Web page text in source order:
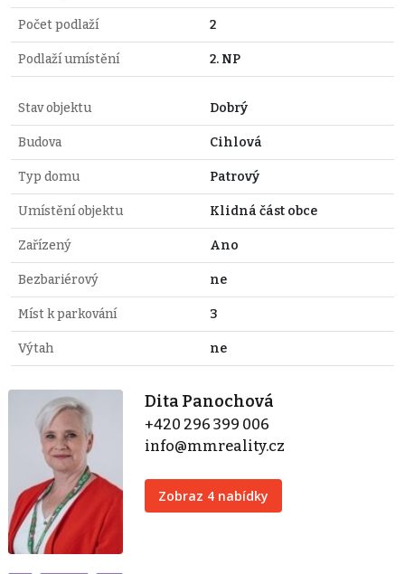
Počet podlaží 2
Podlaží umístění 2. NP
Stav objektu Dobrý
Budova Cihlová
Typ domu Patrový
Umístění objektu Klidná část obce
Zařízený Ano
Bezbariérový ne
Míst k parkování 3
Výtah ne
Dita Panochová
+420 296 399 006
info@mmreality.cz
Zobraz 4 nabídky